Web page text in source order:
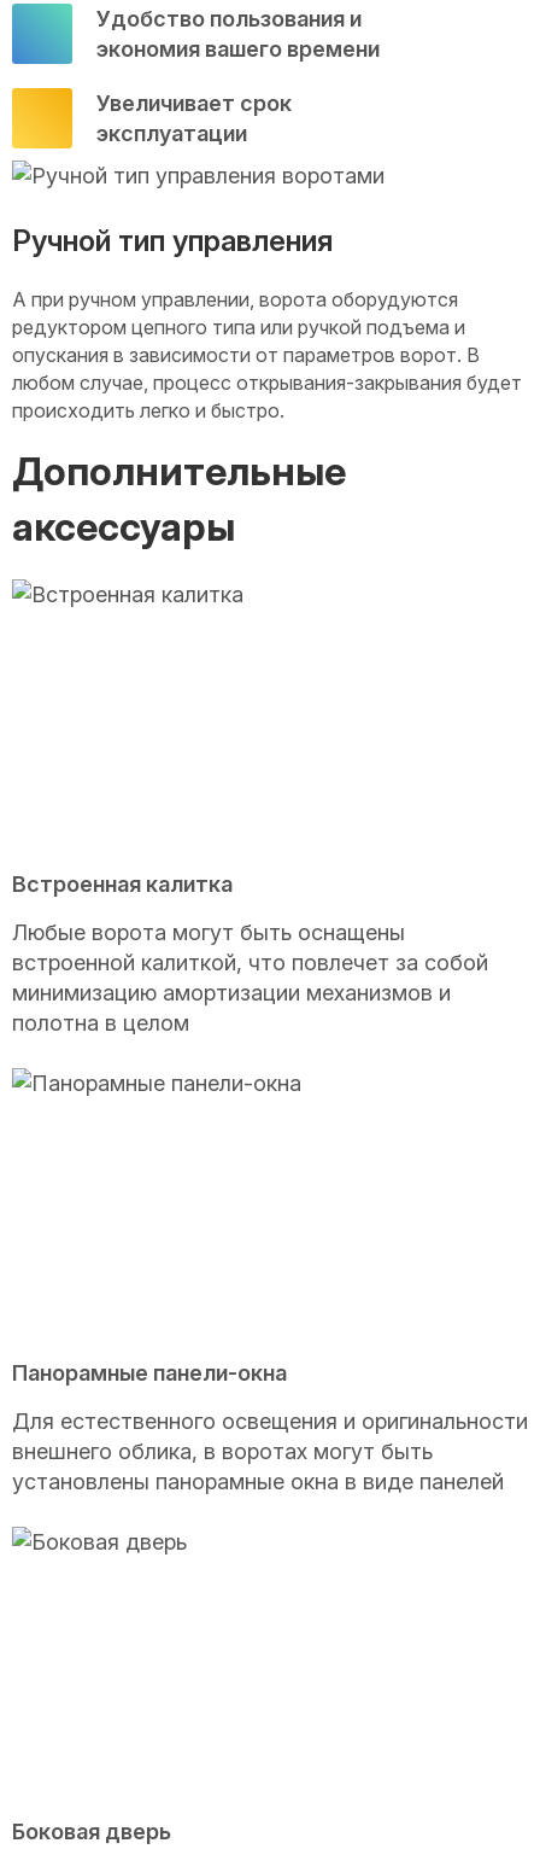
Удобство пользования и
экономия вашего времени
Увеличивает срок
эксплуатации
Ручной тип управления
А при ручном управлении, ворота оборудуются
редуктором цепного типа или ручкой подъема и
опускания в зависимости от параметров ворот. В
любом случае, процесс открывания-закрывания будет
происходить легко и быстро.
Дополнительные
аксессуары
Встроенная калитка
Любые ворота могут быть оснащены
встроенной калиткой, что повлечет за собой
минимизацию амортизации механизмов и
полотна в целом
Панорамные панели-окна
Для естественного освещения и оригинальности
внешнего облика, в воротах могут быть
установлены панорамные окна в виде панелей
Боковая дверь